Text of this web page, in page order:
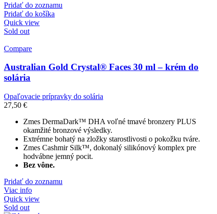
Pridať do zoznamu
Pridať do košíka
Quick view
Sold out
Compare
Australian Gold Crystal® Faces 30 ml – krém do
solária
Opaľovacie prípravky do solária
27,50 €
Zmes DermaDark™ DHA voľné tmavé bronzery PLUS
okamžité bronzové výsledky.
Extrémne bohatý na zložky starostlivosti o pokožku tváre.
Zmes Cashmir Silk™, dokonalý silikónový komplex pre
hodvábne jemný pocit.
Bez vône.
Pridať do zoznamu
Viac info
Quick view
Sold out